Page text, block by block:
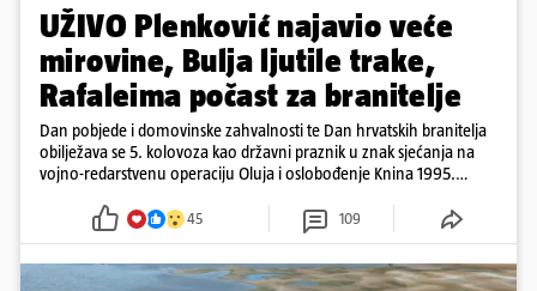
UŽIVO Plenković najavio veće
mirovine, Bulja ljutile trake,
Rafaleima počast za branitelje
Dan pobjede i domovinske zahvalnosti te Dan hrvatskih branitelja
obilježava se 5. kolovoza kao državni praznik u znak sjećanja na
vojno-redarstvenu operaciju Oluja i oslobođenje Knina 1995.
45 109